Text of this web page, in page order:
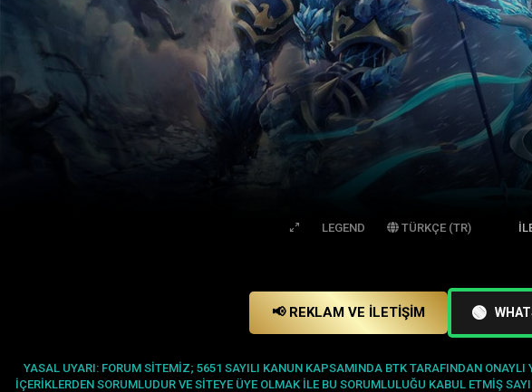
LEGEND TÜRKÇE (TR)
📢 REKLAM VE İLETIŞIM 🟢
YASAL UYARI: FORUM SITEMIZ; 5651 SAYILI KANUN KAPSAMINDA BTK TARAFINDAN ONAYLI
IÇERIKLERDEN SORUMLUDUR VE SITEYE ÜYE OLMAK ILE BU SORUMLULUĞU KABUL ETMIŞ